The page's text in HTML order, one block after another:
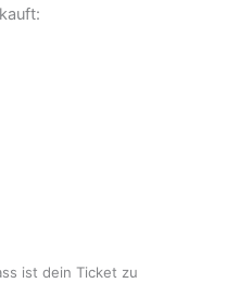
ist dein Ticket zu